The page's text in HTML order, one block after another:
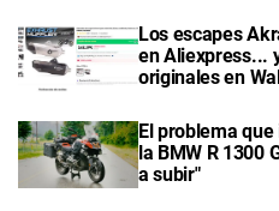
Los escapes
en Aliexpress...
originales en
El problema
la BMW R 1300
a subir"